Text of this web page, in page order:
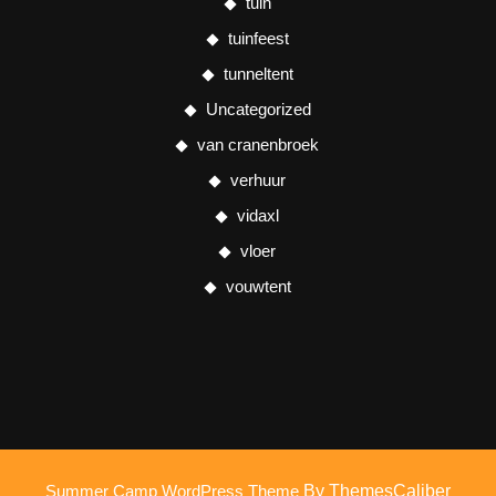
tuinfeest
tunneltent
Uncategorized
van cranenbroek
verhuur
vidaxl
vloer
vouwtent
Summer Camp WordPress Theme By ThemesCaliber